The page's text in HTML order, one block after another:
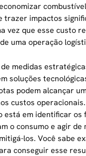
trazer impactos
vez que esse custo
uma operação
medidas
soluções
podem alcançar
custos
está em identificar os
o consumo e agir de
los. Você sabe
conseguir esse